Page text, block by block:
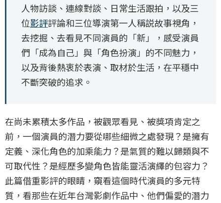
人物訪談、連線對談、日常生活跟拍，以及三
位影評評論和三位導演第一人稱説故事視角，
去挖掘、去看見不同演員的「新」，感受演員
們「成為自己」與「角色扮演」的不同魅力，
以及背後熱衷於表演、取材於生活，在平穩中
不斷突破的追求。
在尚未累積太多作品，被觀眾看見、被獎項肯定之
前，一個演員的潛力要從哪些細微之處發現？是擁有
定義、深化角色的加乘能力？是氣質的難以歸類與不
可取代性？是經歷多變角色皆能靈活演繹的包容力？
此篇借重影評的眼睛，窺看這個時代演員的多元特
質，看那些在近年台灣影劇作品中、他們偏愛的潛力